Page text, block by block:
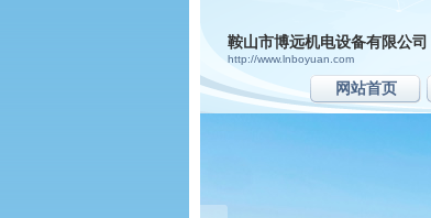
鞍山市博远机电设备有限公司
http://www.lnboyuan.com
网站首页